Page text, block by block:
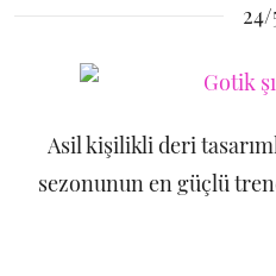
24/
Asil kişilikli deri
sezonunun en güçlü